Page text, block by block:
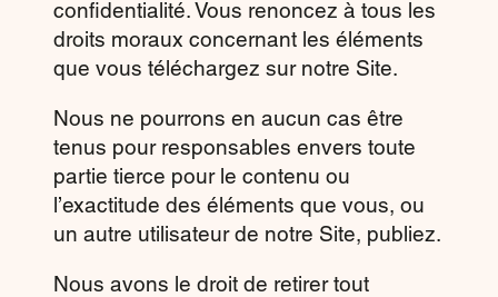
confidentialité. Vous renoncez à tous les
droits moraux concernant les éléments
que vous téléchargez sur notre Site.
Nous ne pourrons en aucun cas être
tenus pour responsables envers toute
partie tierce pour le contenu ou
l’exactitude des éléments que vous, ou
un autre utilisateur de notre Site, publiez.
Nous avons le droit de retirer tout